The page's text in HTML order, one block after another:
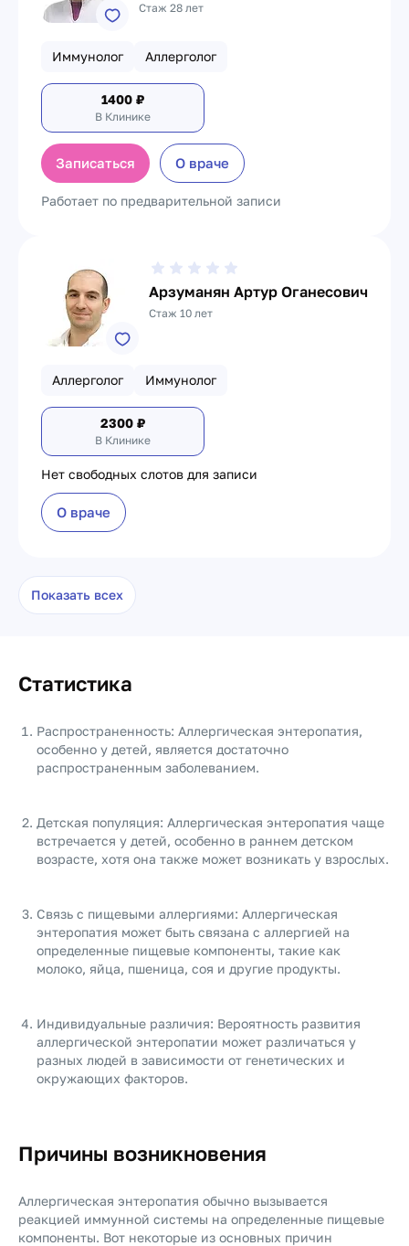
Стаж 28 лет
Иммунолог Аллерголог
1400 ₽
В Клинике
Записаться О враче
Работает по предварительной записи
Арзуманян Артур Оганесович
Стаж 10 лет
Аллерголог Иммунолог
2300 ₽
В Клинике
Нет свободных слотов для записи
О враче
Показать всех
Статистика
Распространенность: Аллергическая энтеропатия,
особенно у детей, является достаточно
распространенным заболеванием.
Детская популяция: Аллергическая энтеропатия чаще
встречается у детей, особенно в раннем детском
возрасте, хотя она также может возникать у взрослых.
Связь с пищевыми аллергиями: Аллергическая
энтеропатия может быть связана с аллергией на
определенные пищевые компоненты, такие как
молоко, яйца, пшеница, соя и другие продукты.
Индивидуальные различия: Вероятность развития
аллергической энтеропатии может различаться у
разных людей в зависимости от генетических и
окружающих факторов.
Причины возникновения
Аллергическая энтеропатия обычно вызывается
реакцией иммунной системы на определенные пищевые
компоненты. Вот некоторые из основных причин